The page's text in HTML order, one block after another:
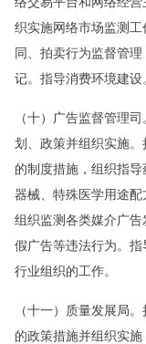
织实施网络市场监测
同、拍卖行为监督管
记。指导消费环境建设
（十）广告监督管理
划、政策并组织实施
的制度措施，组织指
器械、特殊医学用途配
组织监测各类媒介广
假广告等违法行为。
行业组织的工作。
（十一）质量发展局
的政策措施并组织实